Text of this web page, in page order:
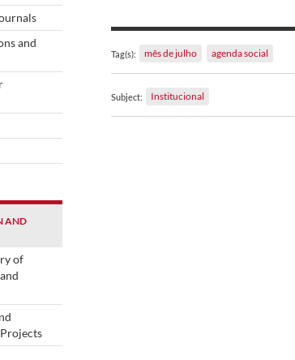
and
AND
of
Tag(s): mês de julho agenda social
Subject: Institucional